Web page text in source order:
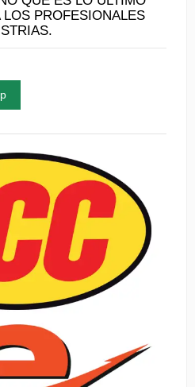
LOS PROFESIONALES